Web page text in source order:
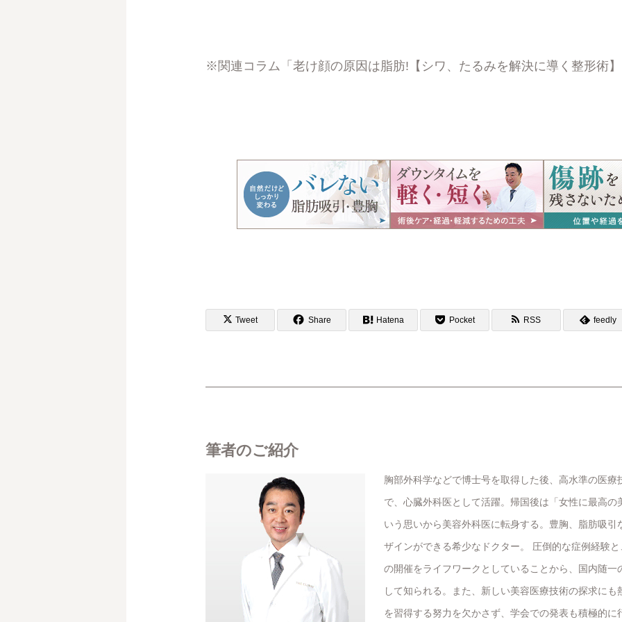
※関連コラム 「老け顔の原因は脂肪!【シワ、たるみを解決に導く整形術
Tweet Share Hatena Pocket RSS feedly
筆者のご紹介
胸部外科学などで博士号を取得した後、高水準の医療
で、心臓外科医として活躍。帰国後は「女性に最高の
いう思いから美容外科医に転身する。豊胸、脂肪吸引
ザインができる希少なドクター。 圧倒的な症例経験
の開催をライフワークとしていることから、国内随一
して知られる。また、新しい美容医療技術の探求にも
を習得する努力を欠かさず、学会での発表も積極的に